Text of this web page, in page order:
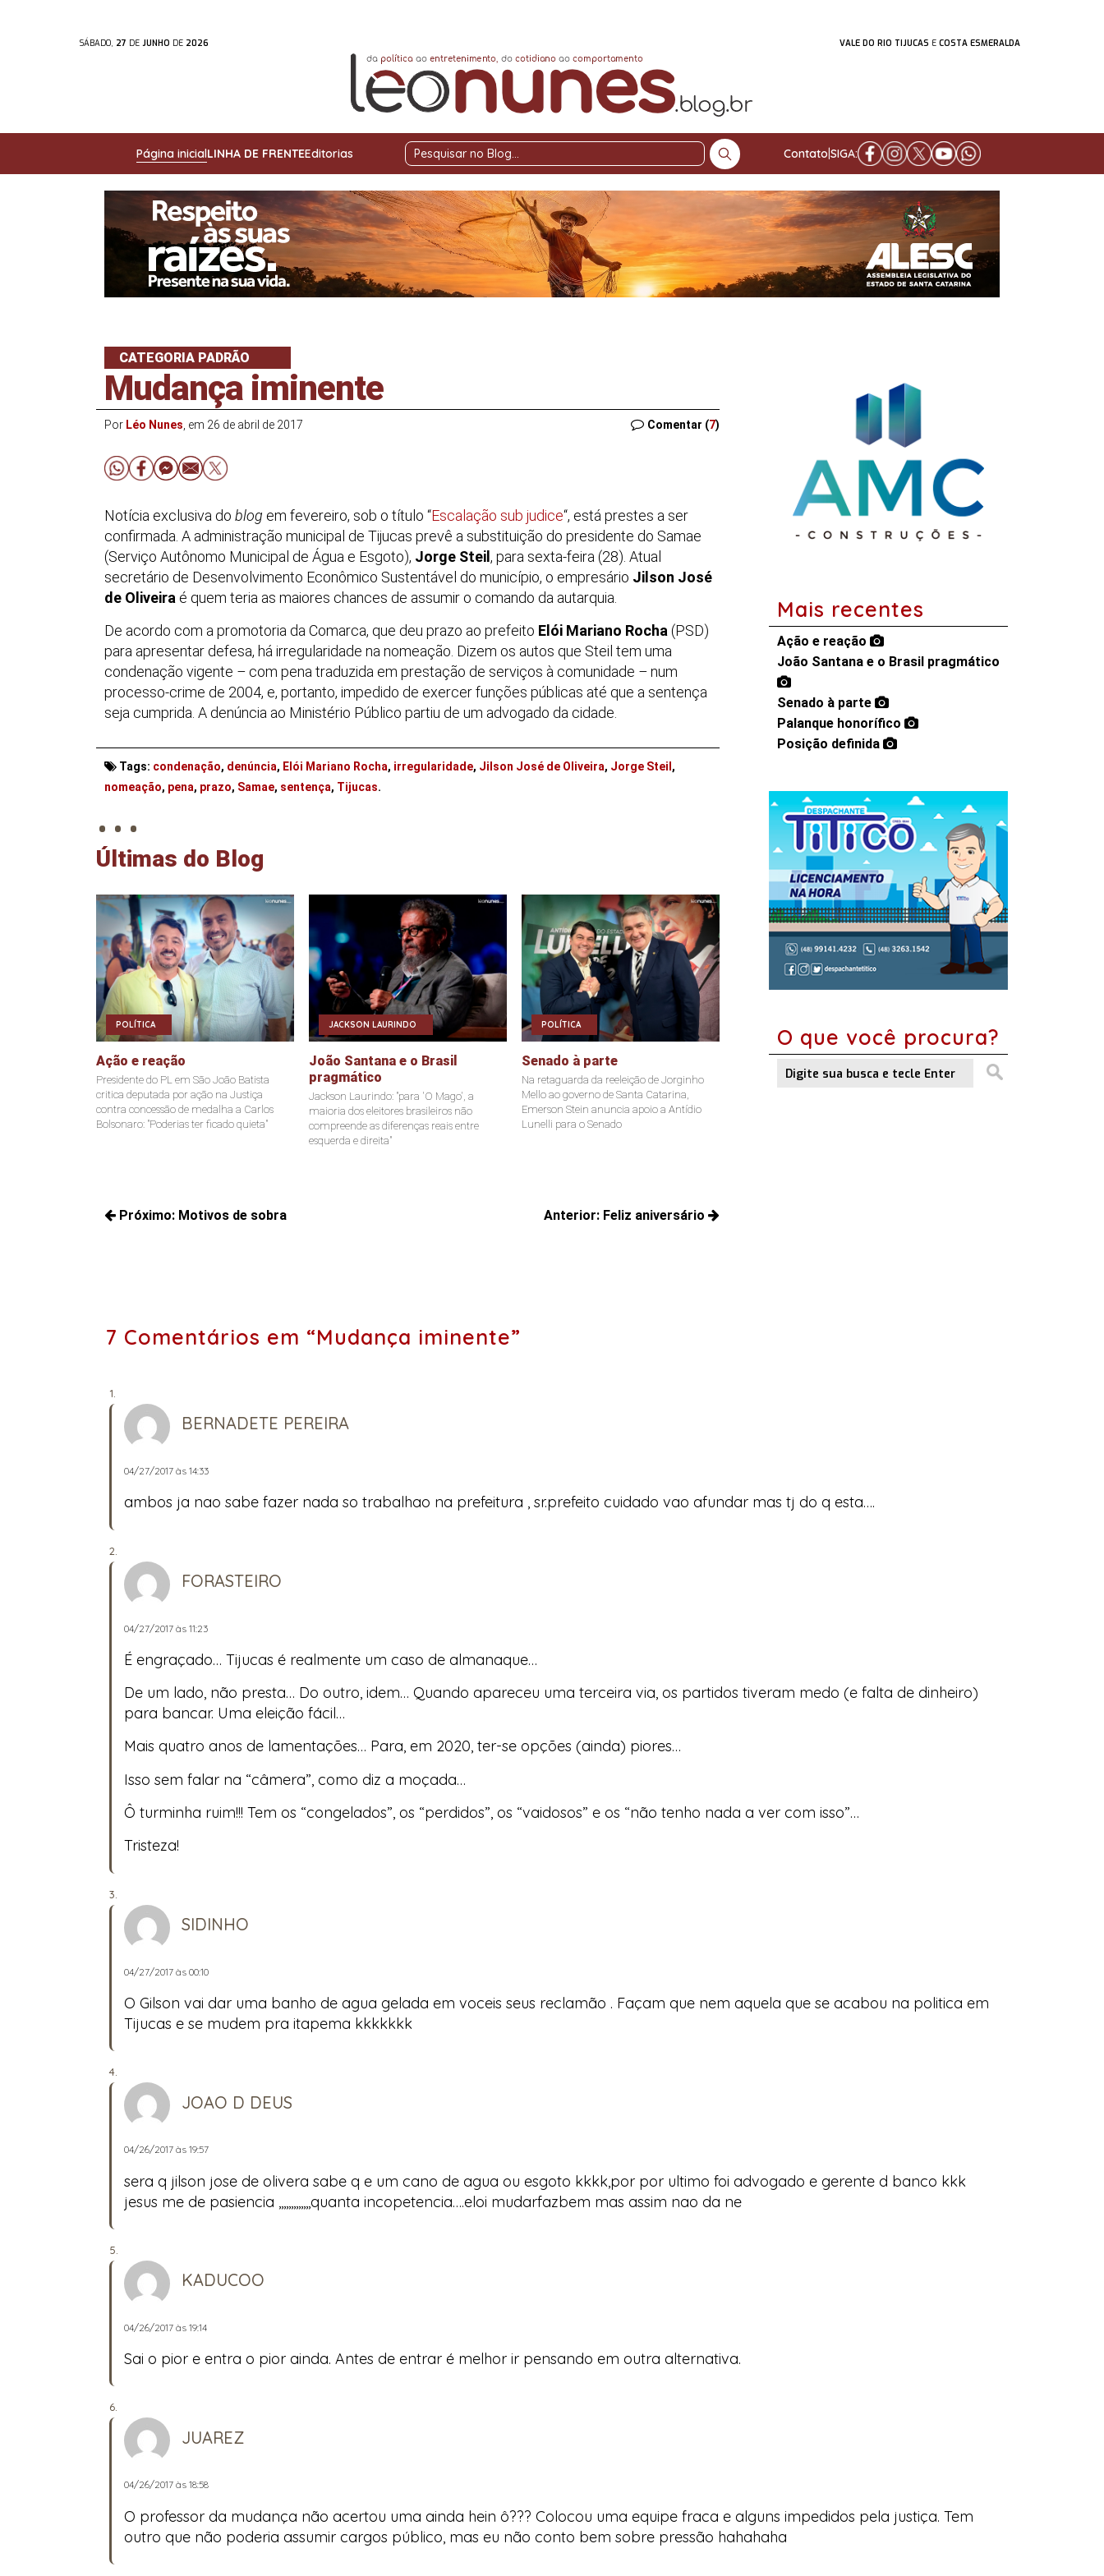
SÁBADO, 27 DE JUNHO DE 2026 VALE DO RIO TIJUCAS E COSTA ESMERALDA
Página inicialLINHA DE FRENTEEditorias
Pesquisar
Contato SIGA:
CATEGORIA PADRÃO
Mudança iminente
Por Léo Nunes , em 26 de abril de 2017 Comentar (7)
Notícia exclusiva do blog em fevereiro, sob o título “Escalação sub judice“, está prestes a ser
confirmada. A administração municipal de Tijucas prevê a substituição do presidente do Samae
(Serviço Autônomo Municipal de Água e Esgoto), Jorge Steil , para sexta-feira (28). Atual
secretário de Desenvolvimento Econômico Sustentável do município, o empresário Jilson José
de Oliveira é quem teria as maiores chances de assumir o comando da autarquia.
De acordo com a promotoria da Comarca, que deu prazo ao prefeito Elói Mariano Rocha (PSD)
para apresentar defesa, há irregularidade na nomeação. Dizem os autos que Steil tem uma
condenação vigente – com pena traduzida em prestação de serviços à comunidade –num
processo-crime de 2004, e, portanto, impedido de exercer funções públicas até que a sentença
seja cumprida. A denúncia ao Ministério Público partiu de um advogado da cidade.
Tags: condenação, denúncia, Elói Mariano Rocha, irregularidade, Jilson José de Oliveira, Jorge Steil ,
nomeação, pena, prazo, Samae, sentença, Tijucas.
. . .
Últimas do Blog
POLÍTICA
Ação e reação
Presidente do PL em São João Batista
critica deputada por ação na Justiça
contra concessão de medalha a Carlos
Bolsonaro: "Poderias ter ficado quieta"
JACKSON LAURINDO
João Santana e o Brasil
pragmático
Jackson Laurindo: "para 'O Mago', a
maioria dos eleitores brasileiros não
compreende as diferenças reais entre
esquerda e direita"
POLÍTICA
Senado à parte
Na retaguarda da reeleição de Jorginho
Mello ao governo de Santa Catarina,
Emerson Stein anuncia apoio a Antídio
Lunelli para o Senado
Navegação
Anterior: Feliz aniversário
Próximo: Motivos de sobra
Mais recentes
Ação e reação
João Santana e o Brasil pragmático
Senado à parte
Palanque honorífico
Posição definida
O que você procura?
7 Comentários em “Mudança iminente”
BERNADETE PEREIRA
04/27/2017 às 14:33
ambos ja nao sabe fazer nada so trabalhao na prefeitura , sr.prefeito cuidado vao afundar mas tj do q esta….
FORASTEIRO
04/27/2017 às 11:23
É engraçado… Tijucas é realmente um caso de almanaque…
De um lado, não presta… Do outro, idem… Quando apareceu uma terceira via, os partidos tiveram medo (e falta de dinheiro)
para bancar. Uma eleição fácil…
Mais quatro anos de lamentações… Para, em 2020, ter-se opções (ainda) piores…
Isso sem falar na “câmera”, como diz a moçada…
Ô turminha ruim!!! Tem os “congelados”, os “perdidos”, os “vaidosos” e os “não tenho nada a ver com isso”…
Tristeza!
SIDINHO
04/27/2017 às 00:10
O Gilson vai dar uma banho de agua gelada em voceis seus reclamão . Façam que nem aquela que se acabou na politica em
Tijucas e se mudem pra itapema kkkkkkk
JOAO D DEUS
04/26/2017 às 19:57
sera q jilson jose de olivera sabe q e um cano de agua ou esgoto kkkk,por por ultimo foi advogado e gerente d banco kkk
jesus me de pasiencia ,,,,,,,,,,,,,quanta incopetencia….eloi mudarfazbem mas assim nao da ne
KADUCOO
04/26/2017 às 19:14
Sai o pior e entra o pior ainda. Antes de entrar é melhor ir pensando em outra alternativa.
JUAREZ
04/26/2017 às 18:58
O professor da mudança não acertou uma ainda hein ô??? Colocou uma equipe fraca e alguns impedidos pela justiça. Tem
outro que não poderia assumir cargos público, mas eu não conto bem sobre pressão hahahaha